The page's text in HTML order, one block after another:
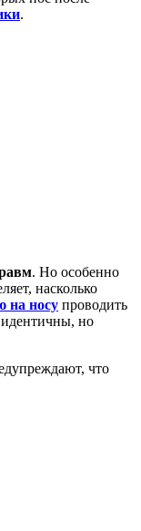
.
. Но особенно
насколько
на носу проводить
идентичны, но
что